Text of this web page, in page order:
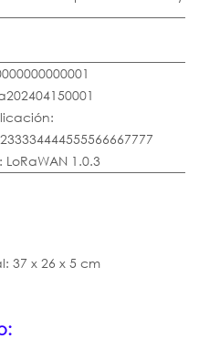
LoRaWAN 1.0.3
37 x 26 x 5 cm